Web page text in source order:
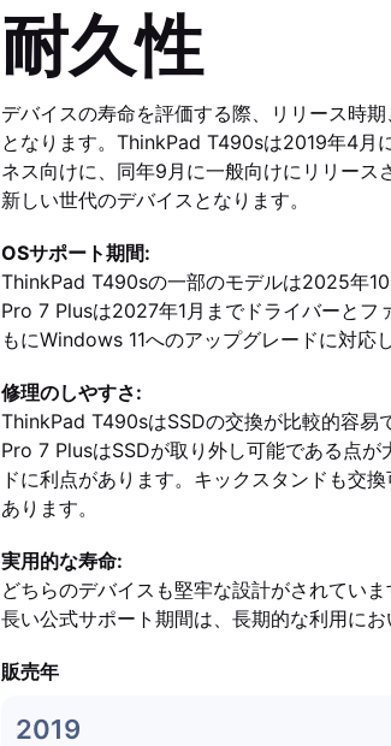
耐久性
デバイスの寿命を評価する際、リリース時
となります。ThinkPad T490sは2019年4月
ネス向けに、同年9月に一般向けにリリー
新しい世代のデバイスとなります。
OSサポート期間:
ThinkPad T490sの一部のモデルは2025年
Pro 7 Plusは2027年1月までドライバーとフ
もにWindows 11へのアップグレードに対応
修理のしやすさ:
ThinkPad T490sはSSDの交換が比較的容易
Pro 7 PlusはSSDが取り外し可能である点
ドに利点があります。キックスタンドも交
あります。
実用的な寿命:
どちらのデバイスも堅牢な設計がされてい
長い公式サポート期間は、長期的な利用にお
販売年
2019